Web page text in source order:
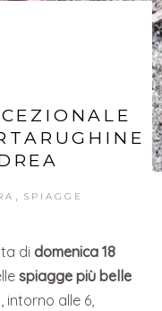
SPIAGGE
didomenica 18
spiagge più belle
intorno alle 6,